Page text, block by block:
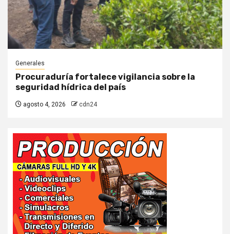
Generales
Procuraduría fortalece vigilancia sobre la
seguridad hídrica del país
agosto 4, 2026 cdn24